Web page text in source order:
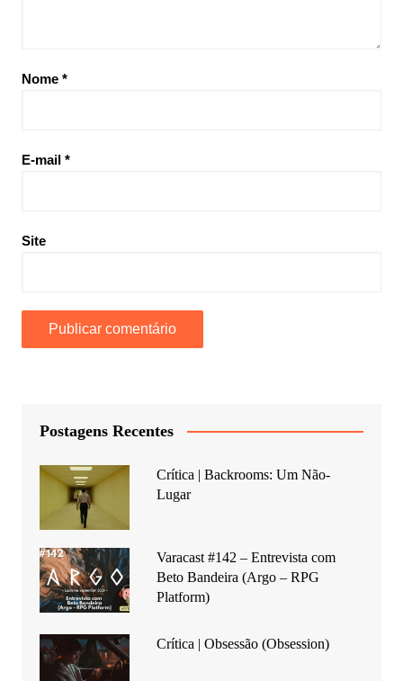
Nome *
E-mail *
Site
Postagens Recentes
Crítica | Backrooms: Um Não-
Lugar
Varacast #142 – Entrevista com
Beto Bandeira (Argo – RPG
Platform)
Crítica | Obsessão (Obsession)